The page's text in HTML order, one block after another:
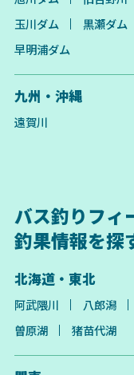
玉川ダム
黒瀬ダム
早明浦ダム
九州・沖縄
遠賀川
バス釣りフィ
釣果情報を探
北海道・東北
阿武隈川 八郎潟
曽原湖
猪苗代湖